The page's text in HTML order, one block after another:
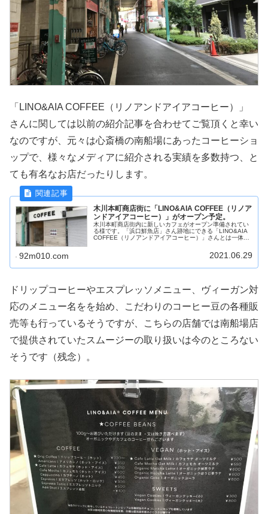
「LINO&AIA COFFEE（リノアンドアイアコーヒー）」
さんに関しては以前の紹介記事を合わせてご覧頂くと幸い
なのですが、元々は心斎橋の南船場にあったコーヒーショ
ップで、様々なメディアに紹介される実績を多数持つ、と
ても有名なお店だったりします。
木川本町商店街に「LINO&AIA COFFEE（リノア
ンドアイアコーヒー）」がオープン予定。
木川本町商店街内に新しいカフェがオープン準備されてい
る様です。「浜口鮮魚店」さん跡地にできる「LINO&AIA
COFFEE（リノアンドアイアコーヒー）」さんとは一体ど
92m010.com 2021.06.29
ドリップコーヒーやエスプレッソメニュー、ヴィーガン対
応のメニュー名をを始め、こだわりのコーヒー豆の各種販
売等も行っているそうですが、こちらの店舗では南船場店
で提供されていたスムージーの取り扱いは今のところない
そうです（残念）。